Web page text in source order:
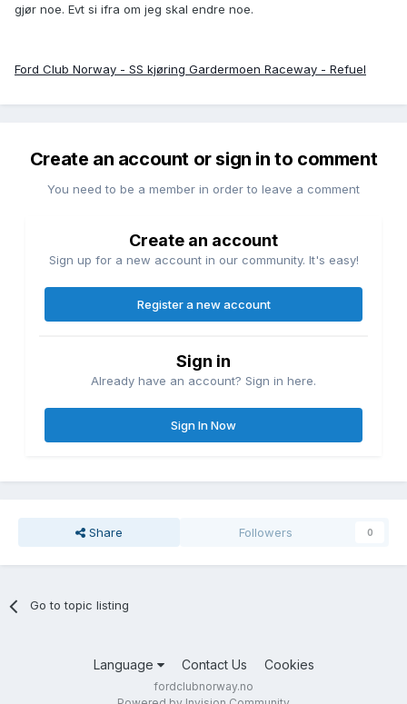
gjør noe. Evt si ifra om jeg skal endre noe.
Ford Club Norway - SS kjøring Gardermoen Raceway - Refuel
Create an account or sign in to comment
You need to be a member in order to leave a comment
Create an account
Sign up for a new account in our community. It's easy!
Register a new account
Sign in
Already have an account? Sign in here.
Sign In Now
Share Followers 0
Go to topic listing
Language Contact Us Cookies
fordclubnorway.no